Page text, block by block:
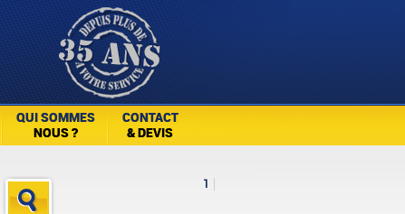
QUI SOMMES
NOUS ?
CONTACT
& DEVIS
1